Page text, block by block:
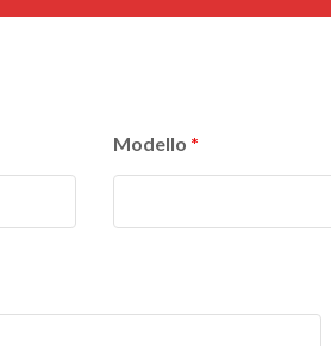
Modello *